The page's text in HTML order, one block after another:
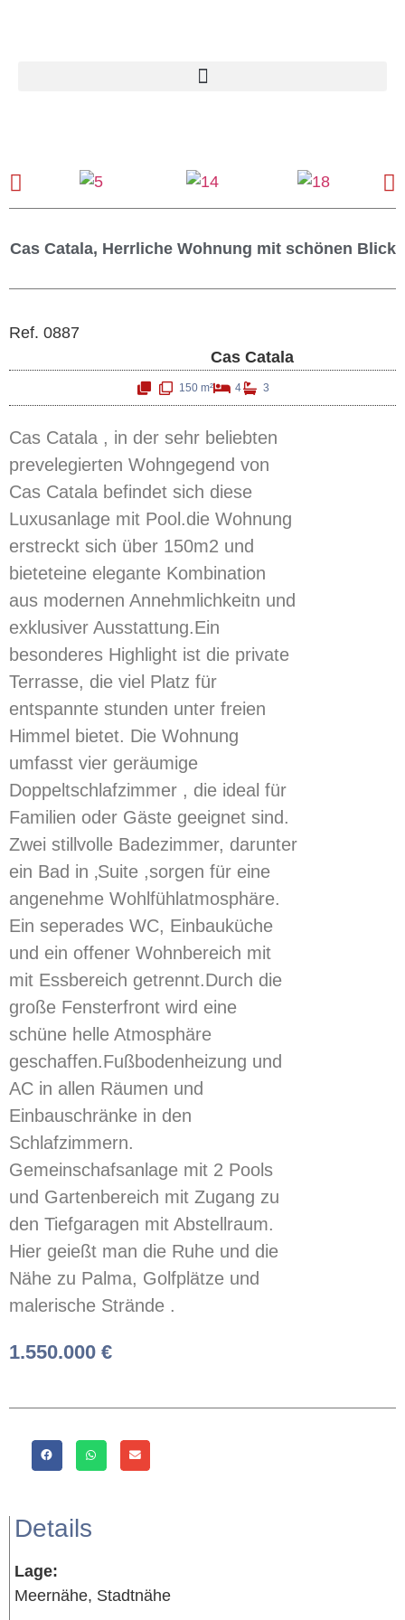
Cas Catala, Herrliche Wohnung mit schönen Blick
Ref. 0887
Cas Catala
150 m² 4 3
Cas Catala , in der sehr beliebten
prevelegierten Wohngegend von
Cas Catala befindet sich diese
Luxusanlage mit Pool.die Wohnung
erstreckt sich über 150m2 und
bieteteine elegante Kombination
aus modernen Annehmlichkeitn und
exklusiver Ausstattung.Ein
besonderes Highlight ist die private
Terrasse, die viel Platz für
entspannte stunden unter freien
Himmel bietet. Die Wohnung
umfasst vier geräumige
Doppeltschlafzimmer , die ideal für
Familien oder Gäste geeignet sind.
Zwei stillvolle Badezimmer, darunter
ein Bad in ‚Suite ,sorgen für eine
angenehme Wohlfühlatmosphäre.
Ein seperades WC, Einbauküche
und ein offener Wohnbereich mit
mit Essbereich getrennt.Durch die
große Fensterfront wird eine
schüne helle Atmosphäre
geschaffen.Fußbodenheizung und
AC in allen Räumen und
Einbauschränke in den
Schlafzimmern.
Gemeinschafsanlage mit 2 Pools
und Gartenbereich mit Zugang zu
den Tiefgaragen mit Abstellraum.
Hier geießt man die Ruhe und die
Nähe zu Palma, Golfplätze und
malerische Strände .
1.550.000 €
Details
Lage:
Meernähe, Stadtnähe